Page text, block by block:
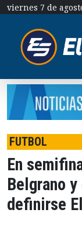
viernes 7 de
FUTBOL
En
Belgrano
definirse